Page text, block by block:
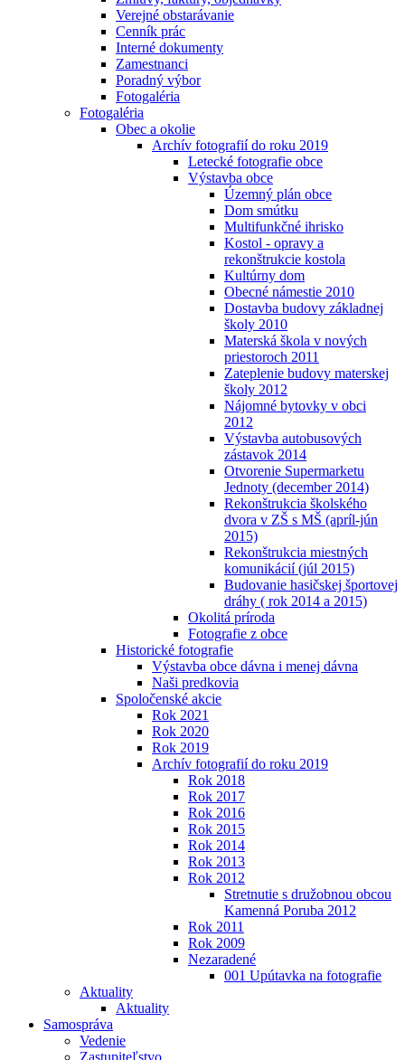
Verejné obstarávanie
Cenník prác
Interné dokumenty
Zamestnanci
Poradný výbor
Fotogaléria
Fotogaléria
Obec a okolie
Archív fotografií do roku 2019
Letecké fotografie obce
Výstavba obce
Územný plán obce
Dom smútku
Multifunkčné ihrisko
Kostol - opravy a
rekonštrukcie kostola
Kultúrny dom
Obecné námestie 2010
Dostavba budovy základnej
školy 2010
Materská škola v nových
priestoroch 2011
Zateplenie budovy materskej
školy 2012
Nájomné bytovky v obci
2012
Výstavba autobusových
zástavok 2014
Otvorenie Supermarketu
Jednoty (december 2014)
Rekonštrukcia školského
dvora v ZŠ s MŠ (apríl-jún
2015)
Rekonštrukcia miestných
komunikácií (júl 2015)
Budovanie hasičskej športovej
dráhy ( rok 2014 a 2015)
Okolitá príroda
Fotografie z obce
Historické fotografie
Výstavba obce dávna i menej dávna
Naši predkovia
Spoločenské akcie
Rok 2021
Rok 2020
Rok 2019
Archív fotografií do roku 2019
Rok 2018
Rok 2017
Rok 2016
Rok 2015
Rok 2014
Rok 2013
Rok 2012
Stretnutie s družobnou obcou
Kamenná Poruba 2012
Rok 2011
Rok 2009
Nezaradené
001 Upútavka na fotografie
Aktuality
Aktuality
Samospráva
Vedenie
Zastupiteľstvo